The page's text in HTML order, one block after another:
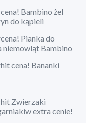
Bambino żel
do kąpieli
Pianka do
niemowląt Bambino
cena! Bananki
Zwierzaki
extra cenie!